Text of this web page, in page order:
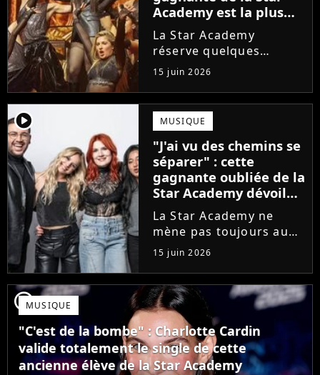
Academy est la plus
écoutée de l'histoire
de l'émission !
La Star Academy
réserve quelques
surprises. Cette
gagnante totalement
oubliée de l'émission
est aujourd'hui plus
écoutée en streaming
que Jenifer et Nolwenn
Leroy !
15 juin 2026
player2 MUSIQUE
"J'ai vu des chemins se
séparer" : cette
gagnante oubliée de la
Star Academy dévoile
l'envers du décor du
métier
La Star Academy ne
mène pas toujours au
succès. Après l'échec de
son premier album,
Anisha Jo, gagnante de
la Star Academy 2022, a
vu beaucoup de portes
se fermer. Sur
Instagram, elle...
15 juin 2026
player2MUSIQUE
"C'est de la bombe" : Charlotte Cardin
valide totalement le single de cette
ancienne élève de la Star Academy